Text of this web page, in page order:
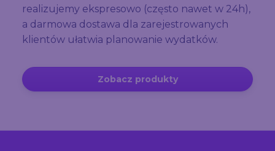
realizujemy ekspresowo (często nawet w 24h),
a darmowa dostawa dla zarejestrowanych
klientów ułatwia planowanie wydatków.
Zobacz produkty